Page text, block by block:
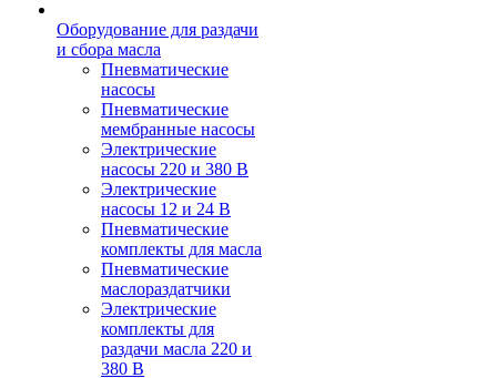
Оборудование для раздачи
и сбора масла
Пневматические
насосы
Пневматические
мембранные насосы
Электрические
насосы 220 и 380 В
Электрические
насосы 12 и 24 В
Пневматические
комплекты для масла
Пневматические
маслораздатчики
Электрические
комплекты для
раздачи масла 220 и
380 В